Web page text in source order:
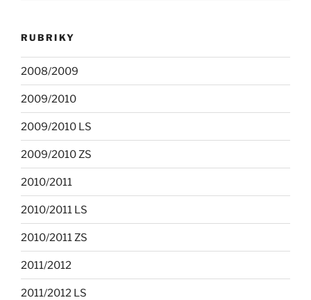
RUBRIKY
2008/2009
2009/2010
2009/2010 LS
2009/2010 ZS
2010/2011
2010/2011 LS
2010/2011 ZS
2011/2012
2011/2012 LS